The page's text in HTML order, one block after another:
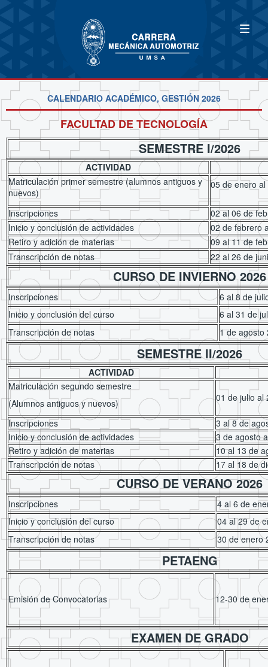
CALENDARIO ACADÉMICO, GESTIÓN 2026
FACULTAD DE TECNOLOGÍA
SEMESTRE I/2026
ACTIVIDAD
Matriculación primer semestre (alumnos antiguos y
nuevos)
05 de
Inscripciones
02 al 06 de
Inicio y conclusión de actividades
02 de febrero
Retiro y adición de materias
09 al 11 de
Transcripción de notas
22 al 26 de
CURSO DE INVIERNO 2026
Inscripciones
6 al 8 de
Inicio y conclusión del curso
6 al 31 de
Transcripción de notas
1 de agosto
SEMESTRE II/2026
ACTIVIDAD
Matriculación segundo semestre
(Alumnos antiguos y nuevos)
01 de julio al
Inscripciones
3 al 8 de
Inicio y conclusión de actividades
3 de agosto
Retiro y adición de materias
10 al 13 de
Transcripción de notas
17 al 18 de
CURSO DE VERANO 2026
Inscripciones
4 al 6 de
Inicio y conclusión del curso
04 al 29 de
Transcripción de notas
30 de enero
PETAENG
Emisión de Convocatorias 12-30 de
EXAMEN DE GRADO